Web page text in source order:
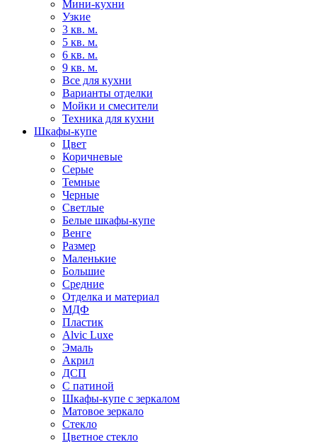
Мини-кухни
Узкие
3 кв. м.
5 кв. м.
6 кв. м.
9 кв. м.
Все для кухни
Варианты отделки
Мойки и смесители
Техника для кухни
Шкафы-купе
Цвет
Коричневые
Серые
Темные
Черные
Светлые
Белые шкафы-купе
Венге
Размер
Маленькие
Большие
Средние
Отделка и материал
МДФ
Пластик
Alvic Luxe
Эмаль
Акрил
ДСП
С патиной
Шкафы-купе с зеркалом
Матовое зеркало
Стекло
Цветное стекло